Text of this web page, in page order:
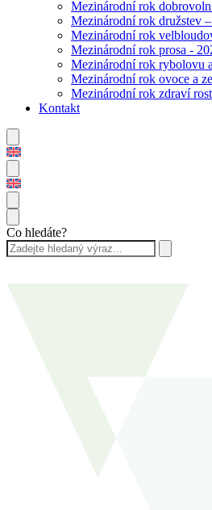
Mezinárodní rok
Mezinárodní rok družstev
Mezinárodní rok
Mezinárodní rok prosa -
Mezinárodní rok rybolovu
Mezinárodní rok ovoce a
Mezinárodní rok zdraví
Kontakt
Co hledáte?